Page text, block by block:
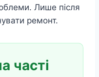
Лише після
ремонт.
часті